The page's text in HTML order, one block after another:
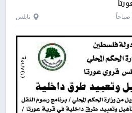
نابلس